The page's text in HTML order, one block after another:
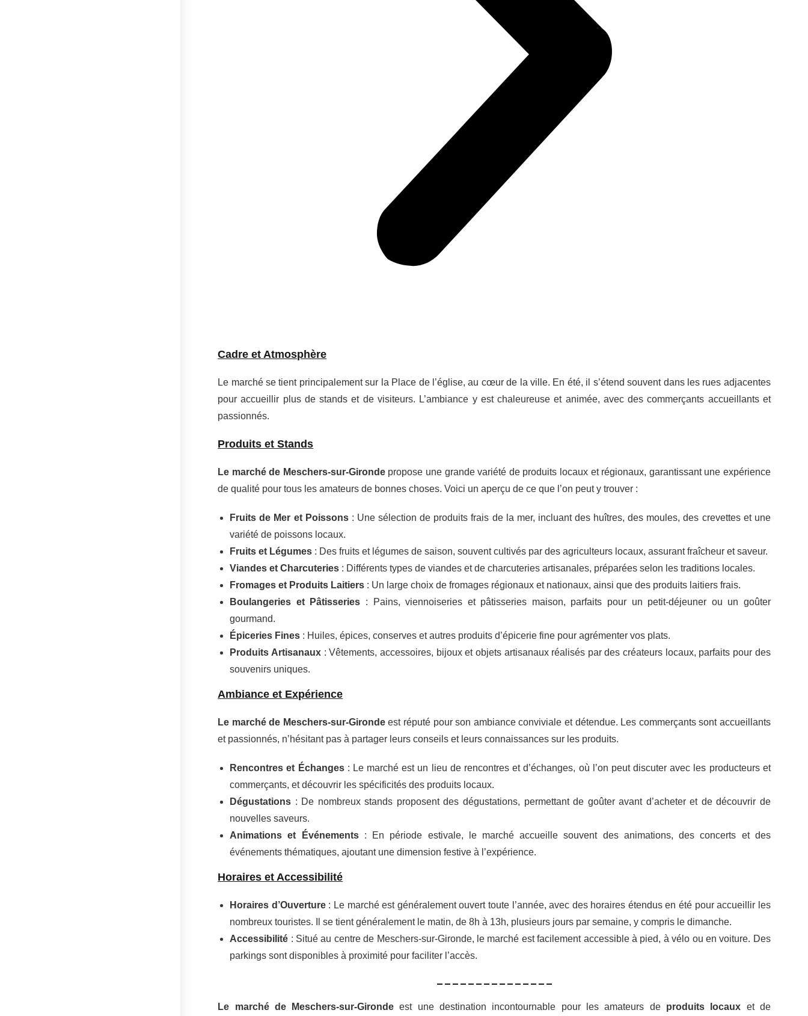
Cadre et Atmosphère
Le marché se tient principalement sur la Place de l’église, au cœur de la ville. En été, il s’étend souvent dans les rues adjacentes
pour accueillir plus de stands et de visiteurs. L’ambiance y est chaleureuse et animée, avec des commerçants accueillants et
passionnés.
Produits et Stands
Le marché de Meschers-sur-Girondepropose une grande variété de produits locaux et régionaux, garantissant une expérience
de qualité pour tous les amateurs de bonnes choses. Voici un aperçu de ce que l’on peut y trouver :
Fruits de Mer et Poissons: Une sélection de produits frais de la mer, incluant des huîtres, des moules, des crevettes et une
variété de poissons locaux.
Fruits et Légumes : Des fruits et légumes de saison, souvent cultivés par des agriculteurs locaux, assurant fraîcheur et saveur.
Viandes et Charcuteries : Différents types de viandes et de charcuteries artisanales, préparées selon les traditions locales.
Fromages et Produits Laitiers : Un large choix de fromages régionaux et nationaux, ainsi que des produits laitiers frais.
Boulangeries et Pâtisseries : Pains, viennoiseries et pâtisseries maison, parfaits pour un petit-déjeuner ou un goûter
gourmand.
Épiceries Fines : Huiles, épices, conserves et autres produits d’épicerie fine pour agrémenter vos plats.
Produits Artisanaux: Vêtements, accessoires, bijoux et objets artisanaux réalisés par des créateurs locaux, parfaits pour des
souvenirs uniques.
Ambiance et Expérience
Le marché de Meschers-sur-Girondeest réputé pour son ambiance conviviale et détendue. Les commerçants sont accueillants
et passionnés, n’hésitant pas à partager leurs conseils et leurs connaissances sur les produits.
Rencontres et Échanges: Le marché est un lieu de rencontres et d’échanges, où l’on peut discuter avec les producteurs et
commerçants, et découvrir les spécificités des produits locaux.
Dégustations : De nombreux stands proposent des dégustations, permettant de goûter avant d’acheter et de découvrir de
nouvelles saveurs.
Animations et Événements: En période estivale, le marché accueille souvent des animations, des concerts et des
événements thématiques, ajoutant une dimension festive à l’expérience.
Horaires et Accessibilité
Horaires d’Ouverture: Le marché est généralement ouvert toute l’année, avec des horaires étendus en été pour accueillir les
nombreux touristes. Il se tient généralement le matin, de 8h à 13h, plusieurs jours par semaine, y compris le dimanche.
Accessibilité : Situé au centre de Meschers-sur-Gironde, le marché est facilement accessible à pied, à vélo ou en voiture. Des
parkings sont disponibles à proximité pour faciliter l’accès.
Le marché de Meschers-sur-Gironde est une destination incontournable pour les amateurs de produits locaux et de